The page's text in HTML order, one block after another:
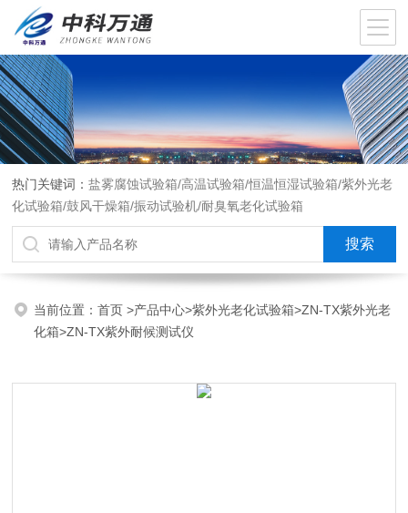
热门关键词：盐雾腐蚀试验箱/高温试验箱/恒温恒湿试验箱/紫外光老
化试验箱/鼓风干燥箱/振动试验机/耐臭氧老化试验箱
当前位置：首页>产品中心>紫外光老化试验箱>ZN-TX紫外光老
化箱>ZN-TX紫外耐候测试仪